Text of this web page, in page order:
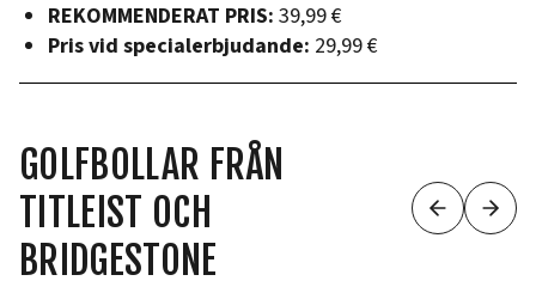
REKOMMENDERAT PRIS: 39,99 €
Pris vid specialerbjudande: 29,99 €
GOLFBOLLAR FRÅN
TITLEIST OCH
BRIDGESTONE